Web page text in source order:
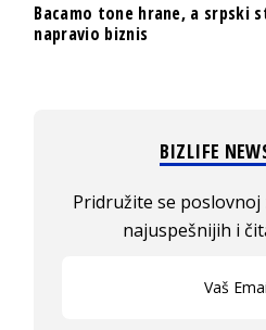
Bacamo tone hrane, a srpski
napravio biznis
BIZLIFE
Pridružite se poslovnoj
najuspešnijih i